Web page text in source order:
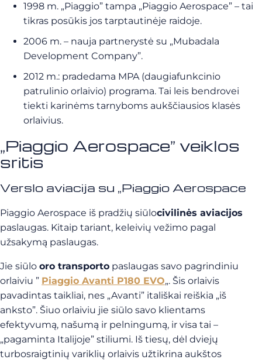
1998 m. „Piaggio” tampa „Piaggio Aerospace” – tai
tikras posūkis jos tarptautinėje raidoje.
2006 m. – nauja partnerystė su „Mubadala
Development Company”.
2012 m.: pradedama MPA (daugiafunkcinio
patrulinio orlaivio) programa. Tai leis bendrovei
tiekti karinėms tarnyboms aukščiausios klasės
orlaivius.
„Piaggio Aerospace” veiklos
sritis
Verslo aviacija su „Piaggio Aerospace
Piaggio Aerospace iš pradžių siūlocivilinės aviacijos
paslaugas. Kitaip tariant, keleivių vežimo pagal
užsakymą paslaugas.
Jie siūlo oro transporto paslaugas savo pagrindiniu
orlaiviu ” Piaggio Avanti P180 EVO„. Šis orlaivis
pavadintas taikliai, nes „Avanti” itališkai reiškia „iš
anksto”. Šiuo orlaiviu jie siūlo savo klientams
efektyvumą, našumą ir pelningumą, ir visa tai –
„pagaminta Italijoje” stiliumi. Iš tiesų, dėl dviejų
turbosraigtinių variklių orlaivis užtikrina aukštos